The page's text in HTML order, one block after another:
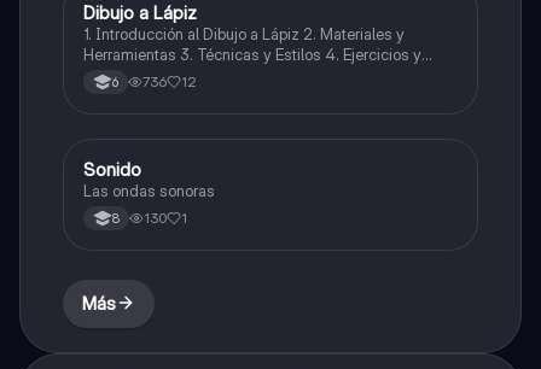
Artes
Dibujo a Lápiz
1. Introducción al Dibujo a Lápiz 2. Materiales y
Herramientas 3. Técnicas y Estilos 4. Ejercicios y
Prácticas Recomendadas 5. Inspiración y
Referencias 6. Proceso Creativo y Experimentación
6 736 12
Música
Sonido
Las ondas sonoras
8 130 1
Más